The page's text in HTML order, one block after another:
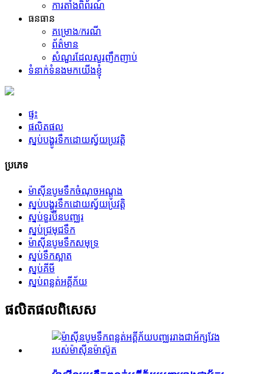
ការតាំងពិព័រណ៍
ធនធាន
គម្រោង/ករណី
ព័ត៌មាន
សំណួរដែលសួរញឹកញាប់
ទំនាក់ទំនងមកយើងខ្ញុំ
ផ្ទះ
ផលិតផល
ស្នប់បង្ហូរទឹកដោយស្វ័យប្រវត្តិ
ប្រភេទ
ម៉ាស៊ីនបូមទឹកចំណុចអណ្តូង
ស្នប់បង្ហូរទឹកដោយស្វ័យប្រវត្តិ
ស្នប់ទួរប៊ីនបញ្ឈរ
ស្នប់​ជ្រមុជ​ទឹក
ម៉ាស៊ីនបូមទឹកសមុទ្រ
ស្នប់ទឹកស្អាត
ស្នប់គីមី
ស្នប់ពន្លត់អគ្គីភ័យ
ផលិតផល​ពិសេស